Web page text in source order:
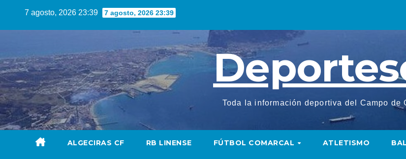
7 agosto, 2026 23:39 7 agosto, 2026 23:39
Toda la información deportiva del Campo de
ALGECIRAS CF RB LINENSE FÚTBOL COMARCAL ATLETISMO